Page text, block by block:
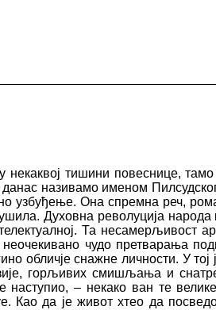
некаквој тишини повеснице,
називамо именом
узбуђење. Она спремна реч,
Духовна револуција
Та
чудо претварања
обличје снажне личности. У
горљивих смишљања и
– некако ван те
да је живот хтео да